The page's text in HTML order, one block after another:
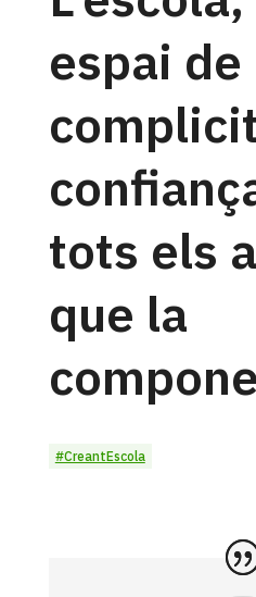
espai de
tots els
que la
#CreantEscola